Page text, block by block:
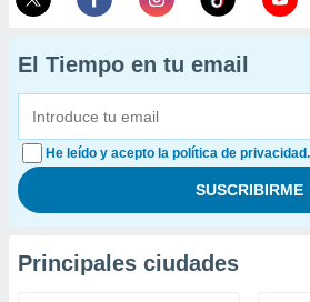
El Tiempo en tu email
He leído y acepto la política de privacidad.
Principales ciudades